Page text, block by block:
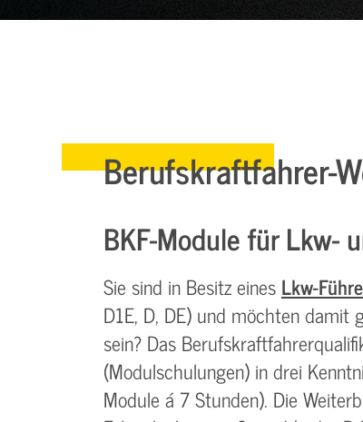
Berufskraftfahrer-
BKF-Module für Lkw-
Sie sind in Besitz einesLkw-
D1E, D, DE) und möchten damit
sein? Das
(Modulschulungen) in drei
Module á 7 Stunden). Die